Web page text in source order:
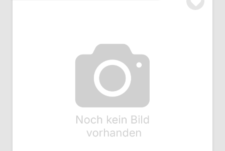
Gegensteckersatz Han 16A, 1541 seitl.